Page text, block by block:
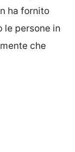
ha fornito
le persone in
che